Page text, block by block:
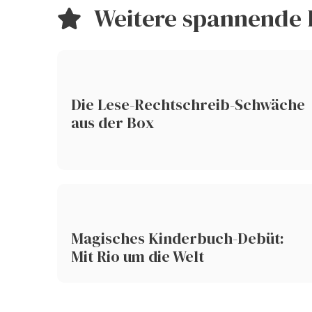
Weitere spannende
Die Lese-Rechtschreib-Schwäche
aus der Box
Magisches Kinderbuch-Debüt:
Mit Rio um die Welt